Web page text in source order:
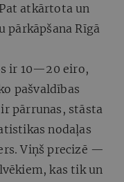
atkārtota un
pārkāpšana Rīgā
ir 10—20 eiro,
pašvaldības
pārrunas, stāsta
nodaļas
Viņš precizē —
kas tik un